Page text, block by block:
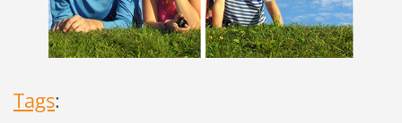
Tags: